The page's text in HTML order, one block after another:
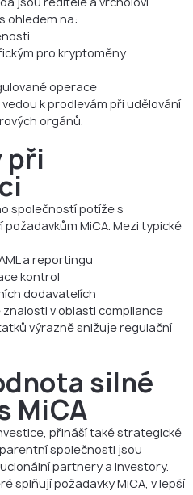
ohledem na:
pro kryptoměny
operace
k prodlevám při udělování
orgánů.
při
společností potíže s
MiCA. Mezi typické
a reportingu
kontrol
dodavatelích
v oblasti compliance
výrazně snižuje regulační
silné
MiCA
přináší také strategické
společnosti jsou
partnery a investory.
splňují požadavky MiCA, v lepší